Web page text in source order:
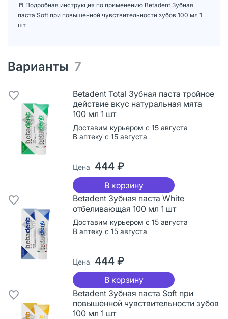
📒 Подробная инструкция по применению Betadent Зубная
паста Soft при повышенной чувствительности зубов 100 мл 1
шт
Варианты 7
Betadent Total Зубная паста тройное
действие вкус натуральная мята
100 мл 1 шт
Доставим курьером с 15 августа
В аптеку с 15 августа
Цена 444 ₽
В корзину
Betadent Зубная паста White
отбеливающая 100 мл 1 шт
Доставим курьером с 15 августа
В аптеку с 15 августа
Цена 444 ₽
В корзину
Betadent Зубная паста Soft при
повышенной чувствительности зубов
100 мл 1 шт